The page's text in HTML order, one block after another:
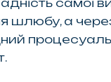
самої
шлюбу, а